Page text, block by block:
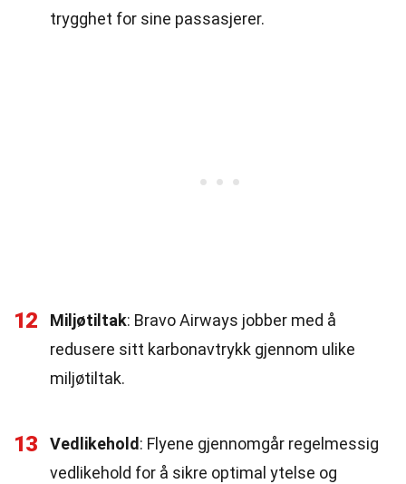
trygghet for sine passasjerer.
12 Miljøtiltak: Bravo Airways jobber med å
redusere sitt karbonavtrykk gjennom ulike
miljøtiltak.
13 Vedlikehold : Flyene gjennomgår regelmessig
vedlikehold for å sikre optimal ytelse og